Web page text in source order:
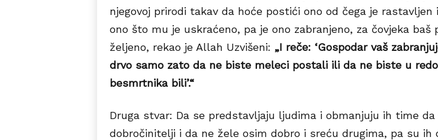
njegovoj prirodi takav da hoće postići ono od čega je rastavljen
ono što mu je uskraćeno, pa je ono zabranjeno, za čovjeka baš
željeno, rekao je Allah Uzvišeni: „I reče: ‘Gospodar vaš
drvo samo zato da ne biste meleci postali ili da ne biste u
besmrtnika bili’.“
Druga stvar: Da se predstavljaju ljudima i obmanjuju ih time da
dobročinitelji i da ne žele osim dobro i sreću drugima, pa su ih